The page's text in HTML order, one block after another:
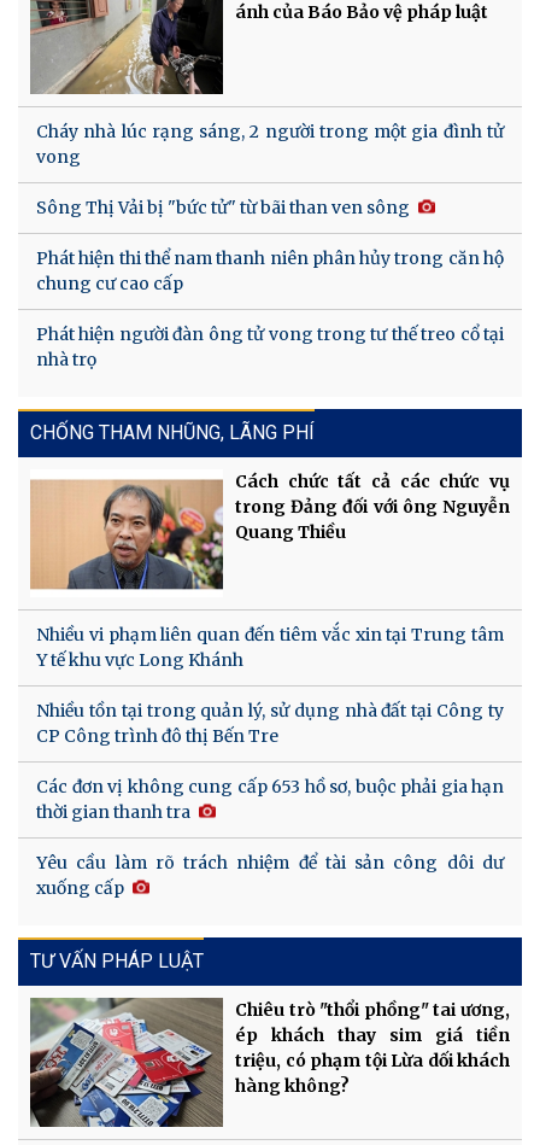
ánh của Báo Bảo vệ pháp luật
Cháy nhà lúc rạng sáng, 2 người trong một gia đình tử
vong
Sông Thị Vải bị "bức tử" từ bãi than ven sông
Phát hiện thi thể nam thanh niên phân hủy trong căn hộ
chung cư cao cấp
Phát hiện người đàn ông tử vong trong tư thế treo cổ tại
nhà trọ
CHỐNG THAM NHŨNG, LÃNG PHÍ
Cách chức tất cả các chức vụ
trong Đảng đối với ông Nguyễn
Quang Thiều
Nhiều vi phạm liên quan đến tiêm vắc xin tại Trung tâm
Y tế khu vực Long Khánh
Nhiều tồn tại trong quản lý, sử dụng nhà đất tại Công ty
CP Công trình đô thị Bến Tre
Các đơn vị không cung cấp 653 hồ sơ, buộc phải gia hạn
thời gian thanh tra
Yêu cầu làm rõ trách nhiệm để tài sản công dôi dư
xuống cấp
TƯ VẤN PHÁP LUẬT
Chiêu trò "thổi phồng" tai ương,
ép khách thay sim giá tiền
triệu, có phạm tội Lừa dối khách
hàng không?